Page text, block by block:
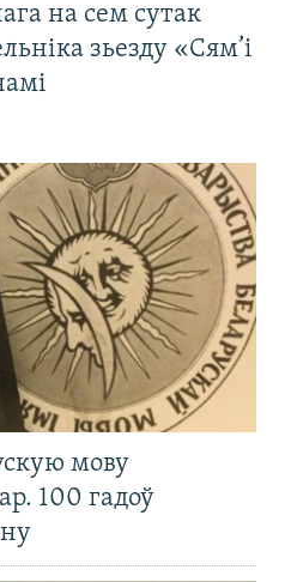
на сем сутак
зьезду «Сям’і
мову
100 гадоў